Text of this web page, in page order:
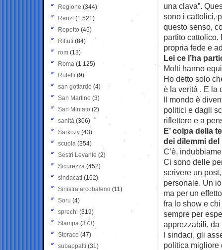
una clava”.
sono i cattolici,
questo senso,
partito cattolico.
propria fede e
Lei ce l’ha
Molti hanno
Ho detto solo
è la verità . E la
Il mondo è
politici e dagli
riflettere e a
E’ colpa della
dei dilemmi
C’è,
Ci sono delle
scrivere un
personale. Un
ma per un
fra lo show e
sempre per
apprezzabili, da
I sindaci, gli
politica migliore
Regione (344)
Renzi (1.521)
Repetto (46)
Rifiuti (84)
rom (13)
Roma (1.125)
Rutelli (9)
san gottardo (4)
San Martino (3)
San Miniato (2)
sanità (306)
Sarkozy (43)
scuola (354)
Sestri Levante (2)
Sicurezza (452)
sindacati (162)
Sinistra arcobaleno (11)
Soru (4)
sprechi (319)
Stampa (373)
Storace (47)
subappalti (31)